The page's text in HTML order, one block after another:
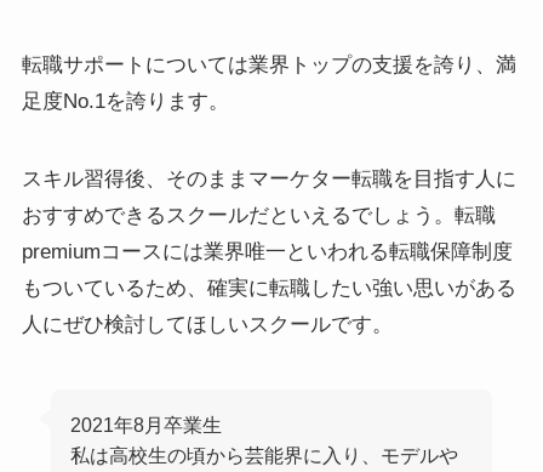
転職サポートについては業界トップの支援を誇り、満
足度No.1を誇ります。
スキル習得後、そのままマーケター転職を目指す人に
おすすめできるスクールだといえるでしょう。転職
premiumコースには業界唯一といわれる転職保障制度
もついているため、確実に転職したい強い思いがある
人にぜひ検討してほしいスクールです。
2021年8月卒業生
私は高校生の頃から芸能界に入り、モデルや